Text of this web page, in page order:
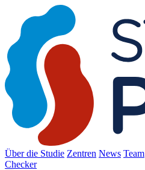
Über die Studie Zentren News Team
Checker